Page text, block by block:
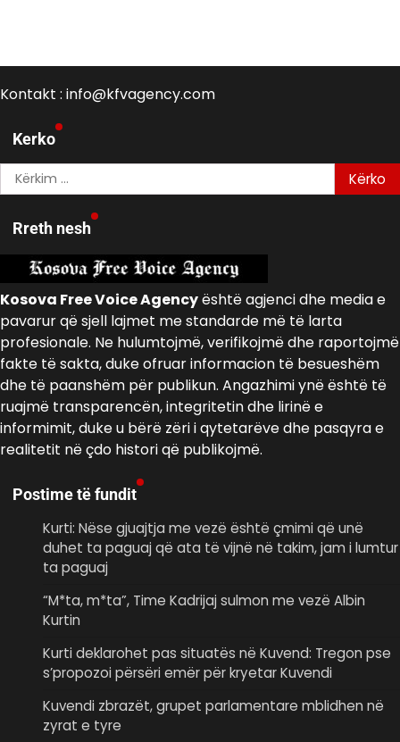
Kontakt : info@kfvagency.com
Kerko
Kërko
për:
Rreth nesh
Kosova Free Voice Agencyështë agjenci dhe media e
pavarur që sjell lajmet me standarde më të larta
profesionale. Ne hulumtojmë, verifikojmë dhe raportojmë
fakte të sakta, duke ofruar informacion të besueshëm
dhe të paanshëm për publikun. Angazhimi ynë është të
ruajmë transparencën, integritetin dhe lirinë e
informimit, duke u bërë zëri i qytetarëve dhe pasqyra e
realitetit në çdo histori që publikojmë.
Postime të fundit
Kurti: Nëse gjuajtja me vezë është çmimi që unë
duhet ta paguaj që ata të vijnë në takim, jam i lumtur
ta paguaj
“M*ta, m*ta”, Time Kadrijaj sulmon me vezë Albin
Kurtin
Kurti deklarohet pas situatës në Kuvend: Tregon pse
s’propozoi përsëri emër për kryetar Kuvendi
Kuvendi zbrazët, grupet parlamentare mblidhen në
zyrat e tyre